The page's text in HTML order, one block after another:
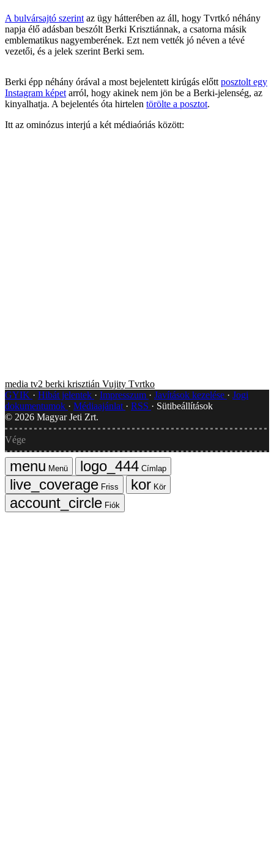
A bulvársajtó szerint az ügy hátterében az áll, hogy Tvrtkó néhány
napja élő adásban beszólt Berki Krisztiánnak, a csatorna másik
emblematikus nagyemberének. Ezt nem vették jó néven a tévé
vezetői, és a jelek szerint Berki sem.
Berki épp néhány órával a most bejelentett kirúgás előtt posztolt egy
Instagram képet arról, hogy akinek nem jön be a Berki-jelenség, az
kinyalhatja. A bejelentés óta hirtelen törölte a posztot.
Itt az ominózus interjú a két médiaóriás között:
media tv2 berki krisztián Vujity Tvrtko
GYIK
Hibát jelentek Impresszum Javítások kezelése
Jogi
dokumentumok
Médiaajánlat RSS
Sütibeállítások
© 2026 Magyar Jeti Zrt.
Vége
Menü
Címlap
Friss
Kör
Fiók